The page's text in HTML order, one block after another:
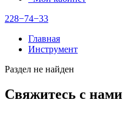
228−74−33
Главная
Инструмент
Раздел не найден
Свяжитесь с нами